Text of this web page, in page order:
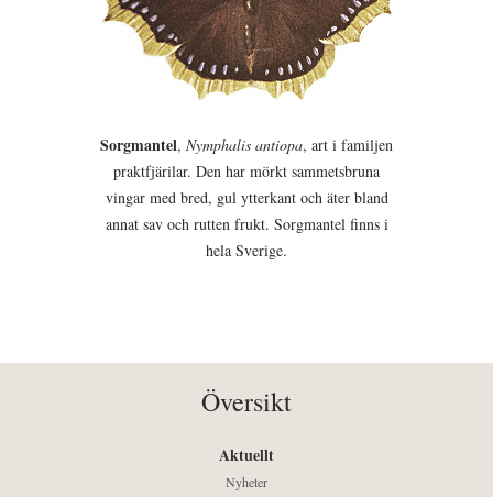
Sorgmantel, Nymphalis antiopa, art i familjen
praktfjärilar. Den har mörkt sammetsbruna
vingar med bred, gul ytterkant och äter bland
annat sav och rutten frukt. Sorgmantel finns i
hela Sverige.
Översikt
Aktuellt
Nyheter